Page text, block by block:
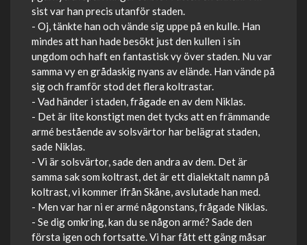
sist var han precis utanför staden.
- Oj, tänkte han och vände sig uppe på en kulle. Han
mindes att han hade besökt just den kullen i sin
ungdom och haft en fantastisk vy över staden. Nu var
samma vy en grådaskig nyans av elände. Han vände på
sig och framför stod det flera koltrastar.
- Vad händer i staden, frågade en av dem Niklas.
- Det är lite konstigt men det tycks att en främmande
armé bestående av solsvärtor har belägrat staden,
sade Niklas.
- Vi är solsvärtor, sade den andra av dem. Det är
samma sak som koltrast, det är ett dialektalt namn på
koltrast, vi kommer ifrån Skåne, avslutade han med.
- Men var har ni er armé någonstans, frågade Niklas.
- Se dig omkring, kan du se någon armé? Sade den
första igen och fortsatte. Vi har fått ett gäng måsar